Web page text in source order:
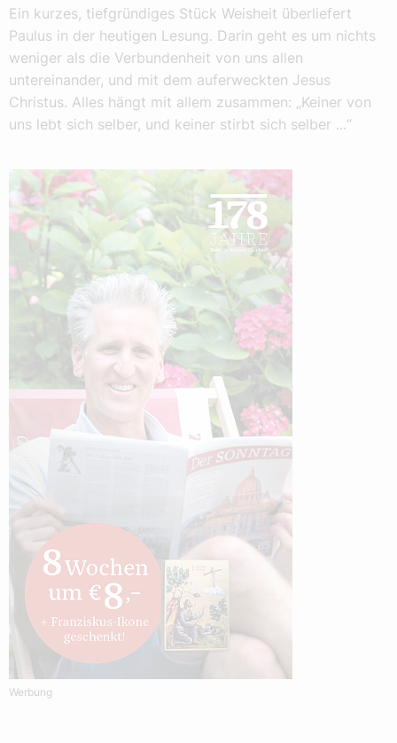
Ein kurzes, tiefgründiges Stück Weisheit überliefert
Paulus in der heutigen Lesung. Darin geht es um nichts
weniger als die Verbundenheit von uns allen
untereinander, und mit dem auferweckten Jesus
Christus. Alles hängt mit allem zusammen: „Keiner von
uns lebt sich selber, und keiner stirbt sich selber ...“
Werbung